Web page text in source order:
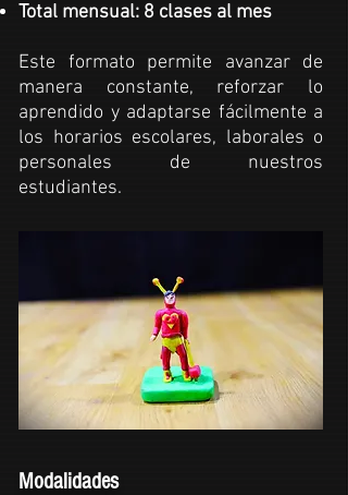
Total mensual: 8 clases al mes
Este formato permite avanzar de
manera constante, reforzar lo
aprendido y adaptarse fácilmente a
los horarios escolares, laborales o
personales de nuestros
estudiantes.
Modalidades